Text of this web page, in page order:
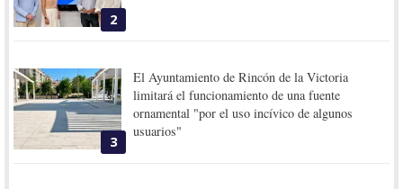
2
3
El Ayuntamiento de Rincón de la Victoria
limitará el funcionamiento de una fuente
ornamental "por el uso incívico de algunos
usuarios"